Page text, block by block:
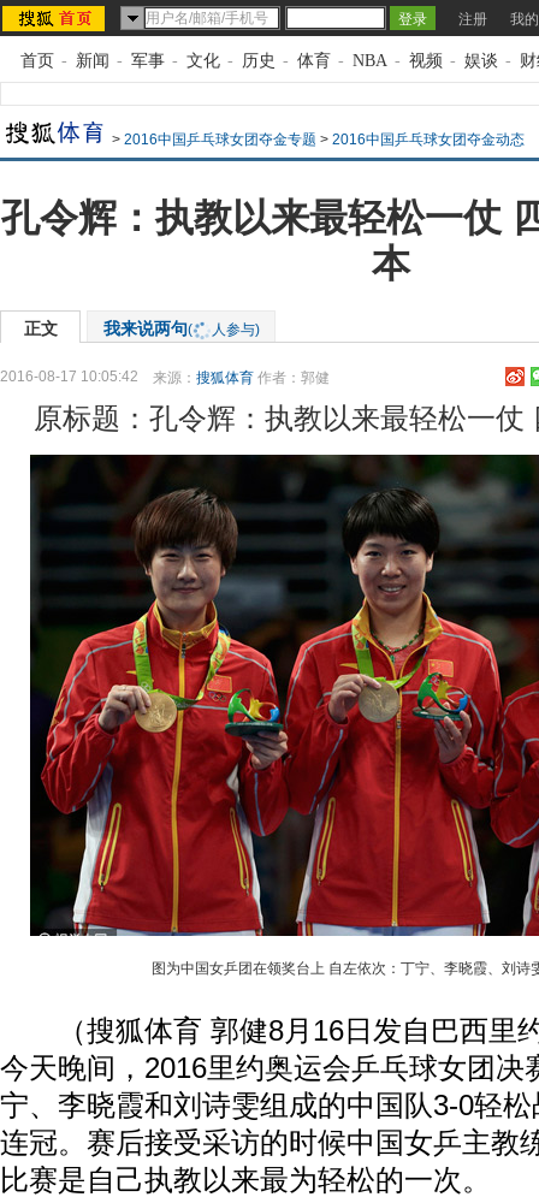
注册 我
首页 - 新闻 - 军事 - 文化 - 历史 - 体育 - NBA - 视频 - 娱谈 -
> 2016中国乒乓球女团夺金专题 > 2016中国乒乓球女团夺金动态
孔令辉：执教以来最轻松一仗
本
正文 我来说两句( 人参与)
2016-08-17 10:05:42 来源： 搜狐体育 作者：郭健
原标题：孔令辉：执教以来最轻松一仗
图为中国女乒团在领奖台上 自左依次：丁宁、李晓霞、刘诗
（搜狐体育 郭健8月16日发自巴西里
今天晚间，2016里约奥运会乒乓球女团决
宁、李晓霞和刘诗雯组成的中国队3-0轻
连冠。赛后接受采访的时候中国女乒主教
比赛是自己执教以来最为轻松的一次。